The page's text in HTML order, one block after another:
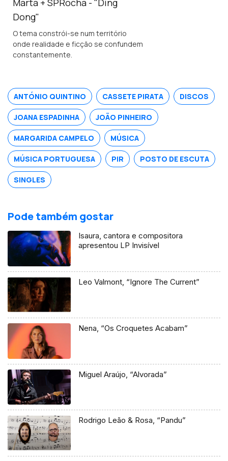
Dong"
O tema constrói-se num território
onde realidade e ficção se confundem
constantemente.
ANTÓNIO QUINTINO CASSETE PIRATA DISCOS
JOANA ESPADINHA JOÃO PINHEIRO
MARGARIDA CAMPELO MÚSICA
MÚSICA PORTUGUESA PIR POSTO DE ESCUTA
SINGLES
Pode também gostar
Isaura, cantora e compositora
apresentou LP Invisível
Leo Valmont, “Ignore The Current”
Nena, “Os Croquetes Acabam”
Miguel Araújo, “Alvorada”
Rodrigo Leão & Rosa, “Pandu”